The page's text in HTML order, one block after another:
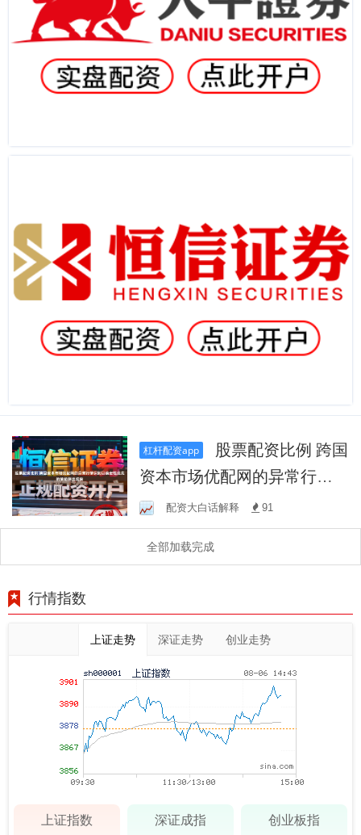
杠杆配资app
资本市场优配网的异常行情
识别以确定性优先的策略筛
选观察
配资大白话解释 91
全部加载完成
行情指数
上证走势 深证走势 创业走势
上证指数 深证成指 创业板指